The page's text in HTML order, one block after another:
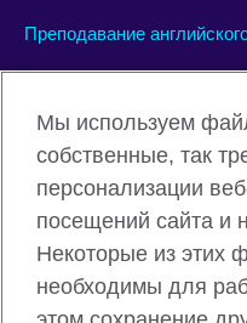
Преподавание
Facebook
Instagram
Мы используем
собственные, так
персонализации
посещений сайта и
Некоторые из этих
необходимы для